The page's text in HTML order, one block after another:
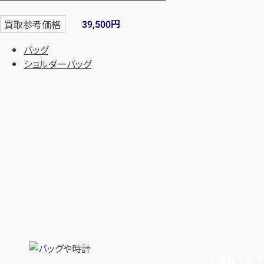
買取参考価格 39,500円
バッグ
ショルダーバッグ